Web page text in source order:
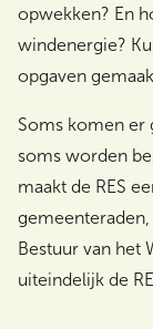
opwekken? En
windenergie?
opgaven
Soms komen er
soms worden
maakt de RES
Bestuur van het
uiteindelijk de